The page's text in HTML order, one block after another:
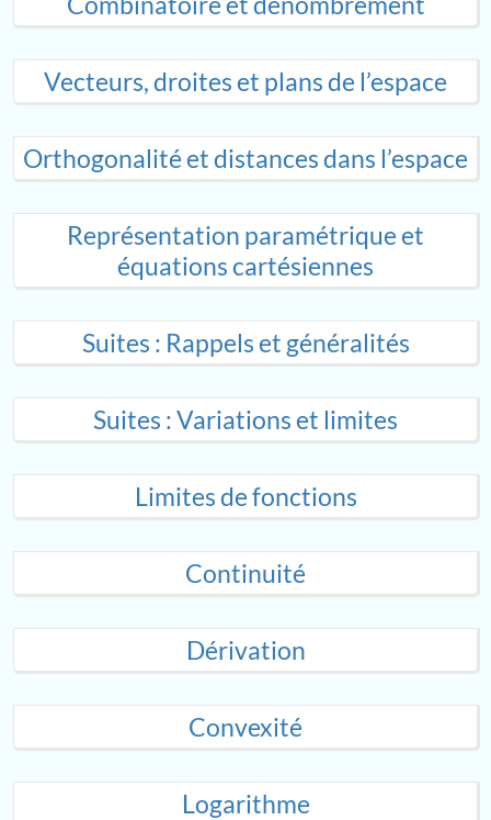
Vecteurs, droites et plans de l’espace
Orthogonalité et distances dans l’espace
Représentation paramétrique et
équations cartésiennes
Suites : Rappels et généralités
Suites : Variations et limites
Limites de fonctions
Continuité
Dérivation
Convexité
Logarithme